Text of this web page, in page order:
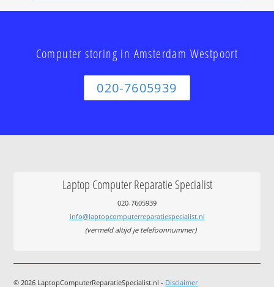
Computer storing in Amsterdam Westpoort
020-7605939
Laptop Computer Reparatie Specialist
020-7605939
info@laptopcomputerreparatiespecialist.nl
(vermeld altijd je telefoonnummer)
© 2026 LaptopComputerReparatieSpecialist.nl - Disclaimer